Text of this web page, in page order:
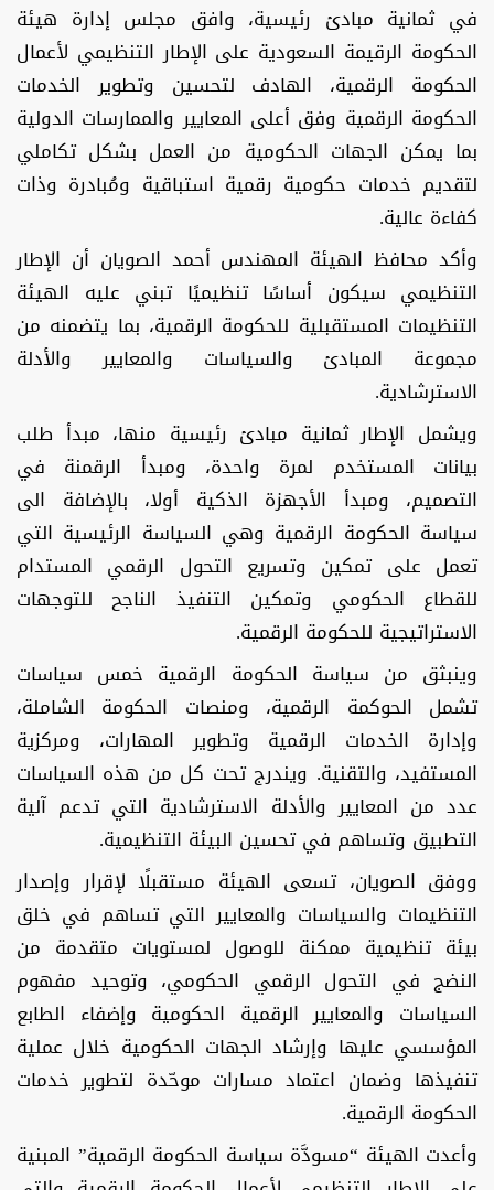
في ثمانية مبادئ رئيسية، وافق مجلس إدارة هيئة
الحكومة الرقيمة السعودية على الإطار التنظيمي لأعمال
الحكومة الرقمية، الهادف لتحسين وتطوير الخدمات
الحكومة الرقمية وفق أعلى المعايير والممارسات الدولية
بما يمكن الجهات الحكومية من العمل بشكل تكاملي
لتقديم خدمات حكومية رقمية استباقية ومُبادرة وذات
كفاءة عالية.
وأكد محافظ الهيئة المهندس أحمد الصويان أن الإطار
التنظيمي سيكون أساسًا تنظيميًا تبني عليه الهيئة
التنظيمات المستقبلية للحكومة الرقمية، بما يتضمنه من
مجموعة المبادئ والسياسات والمعايير والأدلة
الاسترشادية.
ويشمل الإطار ثمانية مبادئ رئيسية منها، مبدأ طلب
بيانات المستخدم لمرة واحدة، ومبدأ الرقمنة في
التصميم، ومبدأ الأجهزة الذكية أولا، بالإضافة الى
سياسة الحكومة الرقمية وهي السياسة الرئيسية التي
تعمل على تمكين وتسريع التحول الرقمي المستدام
للقطاع الحكومي وتمكين التنفيذ الناجح للتوجهات
الاستراتيجية للحكومة الرقمية.
وينبثق من سياسة الحكومة الرقمية خمس سياسات
تشمل الحوكمة الرقمية، ومنصات الحكومة الشاملة،
وإدارة الخدمات الرقمية وتطوير المهارات، ومركزية
المستفيد، والتقنية. ويندرج تحت كل من هذه السياسات
عدد من المعايير والأدلة الاسترشادية التي تدعم آلية
التطبيق وتساهم في تحسين البيئة التنظيمية.
ووفق الصويان، تسعى الهيئة مستقبلًا لإقرار وإصدار
التنظيمات والسياسات والمعايير التي تساهم في خلق
بيئة تنظيمية ممكنة للوصول لمستويات متقدمة من
النضج في التحول الرقمي الحكومي، وتوحيد مفهوم
السياسات والمعايير الرقمية الحكومية وإضفاء الطابع
المؤسسي عليها وإرشاد الجهات الحكومية خلال عملية
تنفيذها وضمان اعتماد مسارات موحّدة لتطوير خدمات
الحكومة الرقمية.
وأعدت الهيئة “مسودَّة سياسة الحكومة الرقمية” المبنية